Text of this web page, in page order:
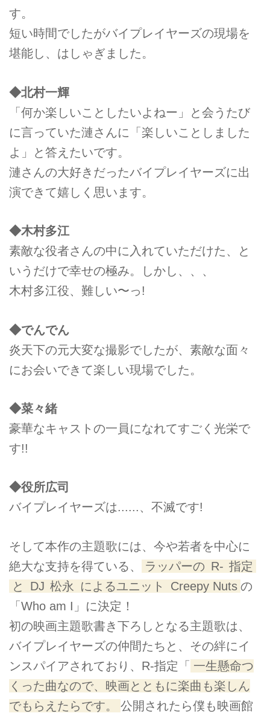
す。
短い時間でしたがバイプレイヤーズの現場を
堪能し、はしゃぎました。
◆北村一輝
「何か楽しいことしたいよねー」と会うたび
に言っていた漣さんに「楽しいことしました
よ」と答えたいです。
漣さんの大好きだったバイプレイヤーズに出
演できて嬉しく思います。
◆木村多江
素敵な役者さんの中に入れていただけた、と
いうだけで幸せの極み。しかし、、、
木村多江役、難しい〜っ!
◆でんでん
炎天下の元大変な撮影でしたが、素敵な面々
にお会いできて楽しい現場でした。
◆菜々緒
豪華なキャストの一員になれてすごく光栄で
す!!
◆役所広司
バイプレイヤーズは......、不滅です!
そして本作の主題歌には、今や若者を中心に
絶大な支持を得ている、
ラッパーの R- 指定
と
DJ 松永 によるユニット Creepy Nuts の
「Who am I」に決定！
初の映画主題歌書き下ろしとなる主題歌は、
バイプレイヤーズの仲間たちと、その絆にイ
ンスパイアされており、R-指定「 一生懸命つ
くった曲なので、映画とともに楽曲も楽しん
でもらえたらです。
公開されたら僕も映画館